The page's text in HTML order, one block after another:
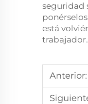
seguridad
está
trabajador.
Anterior: